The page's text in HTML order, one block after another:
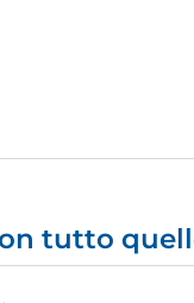
tutto